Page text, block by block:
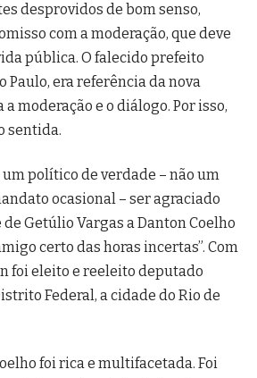
desprovidos de bom senso,
com a moderação, que deve
pública. O falecido prefeito
Paulo, era referência da nova
moderação e o diálogo. Por isso,
sentida.
político de verdade – não um
ocasional – ser agraciado
de Getúlio Vargas a Danton Coelho
certo das horas incertas”. Com
foi eleito e reeleito deputado
Federal, a cidade do Rio de
foi rica e multifacetada. Foi